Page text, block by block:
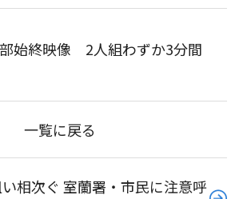
始終映像 2人組わずか3分間
一覧に戻る
相次ぐ 室蘭署・市民に注意呼